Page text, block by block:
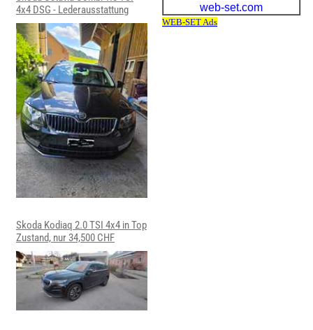
4x4 DSG - Lederausstattung
Skoda Kodiaq 2.0 TSI 4x4 in Top
Zustand, nur 34,500 CHF